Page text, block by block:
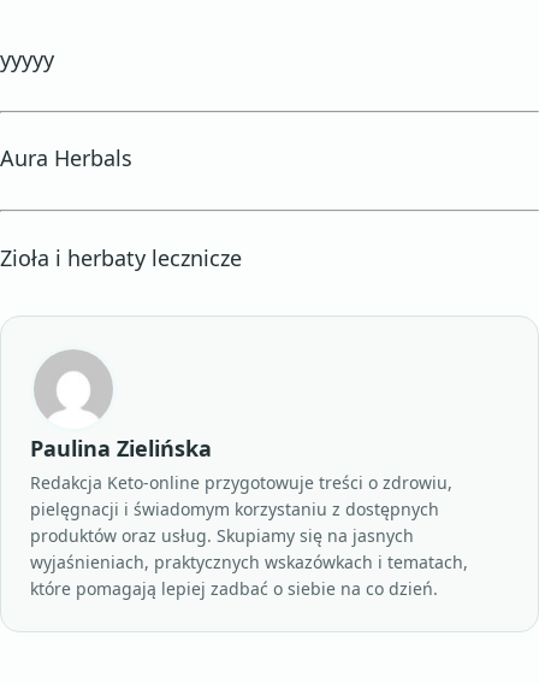
yyyyy
Aura Herbals
Zioła i herbaty lecznicze
Paulina Zielińska
Redakcja Keto-online przygotowuje treści o zdrowiu,
pielęgnacji i świadomym korzystaniu z dostępnych
produktów oraz usług. Skupiamy się na jasnych
wyjaśnieniach, praktycznych wskazówkach i tematach,
które pomagają lepiej zadbać o siebie na co dzień.